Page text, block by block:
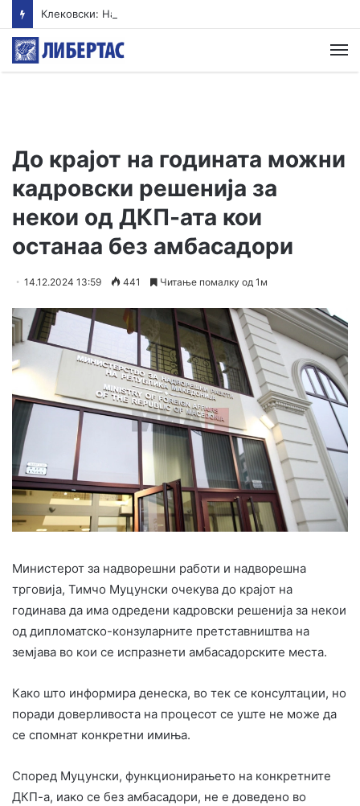
До крајот на годината можни
кадровски решенија за
некои од ДКП-ата кои
останаа без амбасадори
14.12.2024 13:59 441 Читање помалку од 1м
Министерот за надворешни работи и надворешна
трговија, Тимчо Муцунски очекува до крајот на
годинава да има одредени кадровски решенија за некои
од дипломатско-конзуларните претставништва на
земјава во кои се испразнети амбасадорските места.
Како што информира денеска, во тек се консултации, но
поради доверливоста на процесот се уште не може да
се спомнат конкретни имиња.
Според Муцунски, функционирањето на конкретните
ДКП-а, иако се без амбасадори, не е доведено во